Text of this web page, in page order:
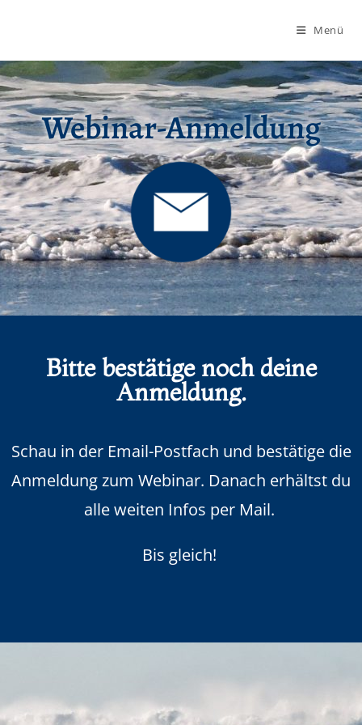
Menü
Webinar-Anmeldung
Bitte bestätige noch deine
Anmeldung.
Schau in der Email-Postfach und bestätige die
Anmeldung zum Webinar. Danach erhältst du
alle weiten Infos per Mail.
Bis gleich!